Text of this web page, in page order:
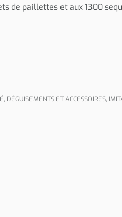
de paillettes et aux 1300
, DÉGUISEMENTS ET ACCESSOIRES,